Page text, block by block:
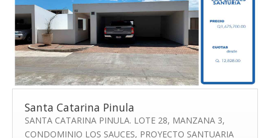
Santa Catarina Pinula
SANTA CATARINA PINULA. LOTE 28, MANZANA 3,
CONDOMINIO LOS SAUCES, PROYECTO SANTUARIA